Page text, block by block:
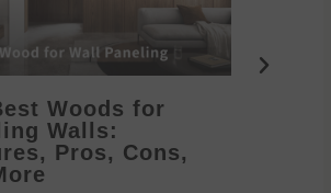
Woods for
Walls:
Pros, Cons,